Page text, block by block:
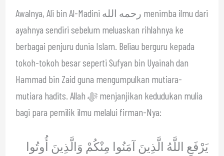
Awalnya, Ali bin Al-Madini رحمه الله menimba ilmu dari
ayahnya sendiri sebelum meluaskan rihlahnya ke
berbagai penjuru dunia Islam. Beliau berguru kepada
tokoh-tokoh besar seperti Sufyan bin Uyainah dan
Hammad bin Zaid guna mengumpulkan mutiara-
mutiara hadits. Allah ﷻ menjanjikan kedudukan mulia
bagi para pemilik ilmu melalui firman-Nya:
يَرْفَعِ اللَّهُ الَّذِينَ آمَنُوا مِنْكُمْ وَالَّذِينَ أُوتُوا